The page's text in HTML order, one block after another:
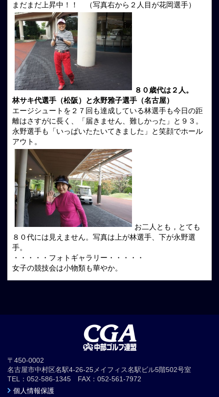
まだまだ上昇中！！ （写真右から２人目が花岡選手）
８０歳代は２人。
林サキ代選手（松阪）と永野雅子選手（名古屋）
エージシュートを２７回も達成している林選手も今日の距
離はさすがに長く、「届きません、難しかった」と９３。
永野選手も「いっぱいたたいてきました」と笑顔でホール
アウト。
お二人とも，とても
８０代には見えません。写真は上が林選手、下が永野選
手。
・・・・・フォトギャラリー・・・・・
女子の競技会は小物類も華やか。
〒450-0002
名古屋市中村区名駅4-26-25メイフィス名駅ビル5階502号室
TEL：052-586-1345 FAX：052-561-7972
個人情報保護